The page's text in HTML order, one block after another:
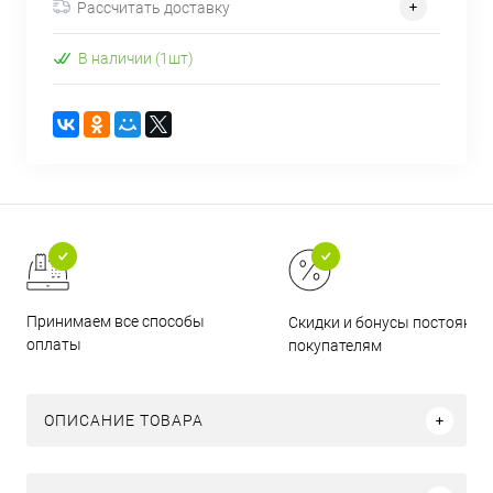
Рассчитать доставку
В наличии (1шт)
Принимаем все способы
оплаты
Скидки и бонусы
покупателям
ОПИСАНИЕ ТОВАРА